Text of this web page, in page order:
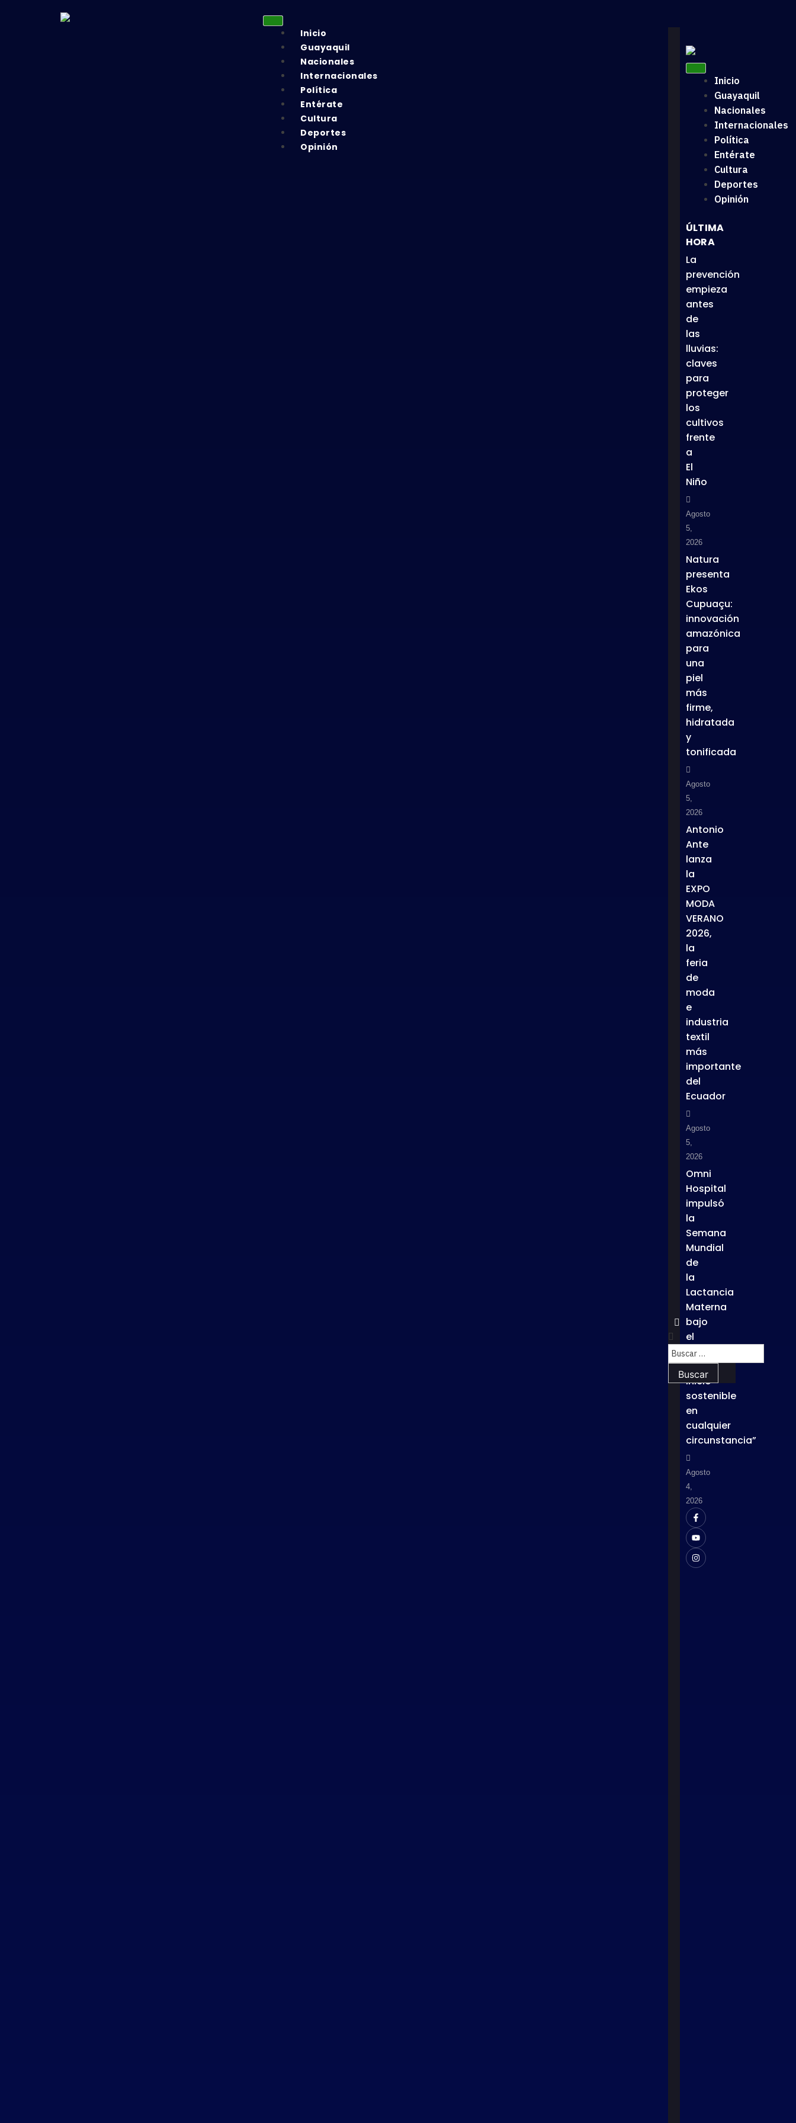
Inicio
Guayaquil
Nacionales
Internacionales
Política
Entérate
Cultura
Deportes
Opinión
Inicio
Guayaquil
Nacionales
Internacionales
Política
Entérate
Cultura
Deportes
Opinión
ÚLTIMA
HORA
La
prevención
empieza
antes
de
las
lluvias:
claves
para
proteger
los
cultivos
frente
a
El
Niño
Agosto
5,
2026
Natura
presenta
Ekos
Cupuaçu:
innovación
amazónica
para
una
piel
más
firme,
hidratada
y
tonificada
Agosto
5,
2026
Antonio
Ante
lanza
la
EXPO
MODA
VERANO
2026,
la
feria
de
moda
e
industria
textil
más
importante
del
Ecuador
Agosto
5,
2026
Omni
Hospital
impulsó
la
Semana
Mundial
de
la
Lactancia
Materna
bajo
el
lema
“Un
inicio
sostenible
en
cualquier
circunstancia”
Agosto
4,
2026